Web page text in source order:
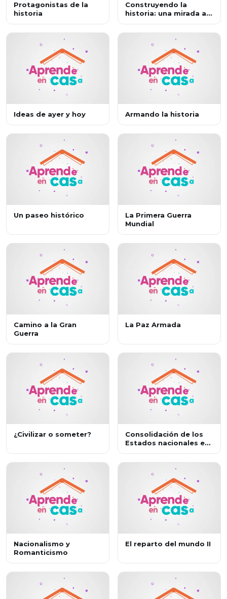
Protagonistas de la
historia
Construyendo la
historia: una mirada a
colonias españolas en
América
Ideas de ayer y hoy Armando la historia
Un paseo histórico
La Primera Guerra
Mundial
Camino a la Gran
Guerra
La Paz Armada
¿Civilizar o someter?
Consolidación de los
Estados nacionales en
Nacionalismo y
Romanticismo
El reparto del mundo II